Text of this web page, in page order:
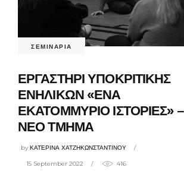
ΣΕΜΙΝΑΡΙΑ
ΕΡΓΑΣΤΗΡΙ ΥΠΟΚΡΙΤΙΚΗΣ
ΕΝΗΛΙΚΩΝ «ΕΝΑ
ΕΚΑΤΟΜΜΥΡΙΟ ΙΣΤΟΡΙΕΣ» –
ΝΕΟ ΤΜΗΜΑ
byΚΑΤΕΡΙΝΑ ΧΑΤΖΗΚΩΝΣΤΑΝΤΙΝΟΥ
15 September 2022 416